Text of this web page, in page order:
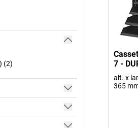
(2)
7 -
alt. x
365